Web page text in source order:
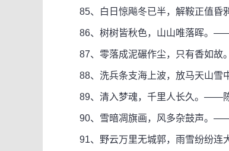
85、白日惊飚冬已半，解鞍正值昏
86、树树皆秋色，山山唯落晖。——
87、零落成泥碾作尘，只有香如故
88、洗兵条支海上波，放马天山雪
89、清入梦魂，千里人长久。——陈
90、雪暗凋旗画，风多杂鼓声。——
91、野云万里无城郭，雨雪纷纷连